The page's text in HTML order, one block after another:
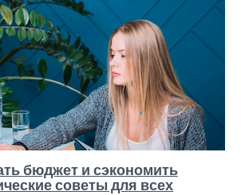
бюджет и сэкономить
советы для всех